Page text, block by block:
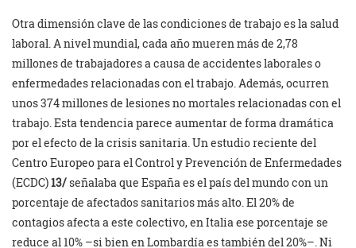
Otra dimensión clave de las condiciones de trabajo es la salud
laboral. A nivel mundial, cada año mueren más de 2,78
millones de trabajadores a causa de accidentes laborales o
enfermedades relacionadas con el trabajo. Además, ocurren
unos 374 millones de lesiones no mortales relacionadas con el
trabajo. Esta tendencia parece aumentar de forma dramática
por el efecto de la crisis sanitaria. Un estudio reciente del
Centro Europeo para el Control y Prevención de Enfermedades
(ECDC)13/señalaba que España es el país del mundo con un
porcentaje de afectados sanitarios más alto. El 20% de
contagios afecta a este colectivo, en Italia ese porcentaje se
reduce al 10% –si bien en Lombardía es también del 20%–. Ni